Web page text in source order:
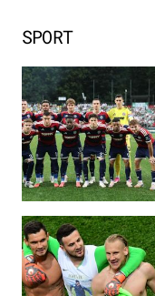
SPORT